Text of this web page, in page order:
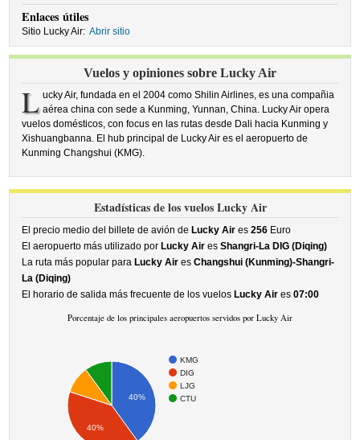
Enlaces útiles
Sitio Lucky Air: Abrir sitio
Vuelos y opiniones sobre Lucky Air
L ucky Air, fundada en el 2004 como Shilin Airlines, es una compañia
aérea china con sede a Kunming, Yunnan, China. Lucky Air opera
vuelos domésticos, con focus en las rutas desde Dali hacia Kunming y
Xishuangbanna. El hub principal de Lucky Air es el aeropuerto de
Kunming Changshui (KMG).
Estadísticas de los vuelos Lucky Air
El precio medio del billete de avión de Lucky Air es256 Euro
El aeropuerto más utilizado por Lucky Air esShangri-La DIG (Diqing)
La ruta más popular para Lucky Air esChangshui (Kunming)-Shangri-
La (Diqing)
El horario de salida más frecuente de los vuelos Lucky Air es07:00
Porcentaje de los principales aeropuertos servidos por Lucky Air
KMG
DIG
LJG
CTU
40%
40%